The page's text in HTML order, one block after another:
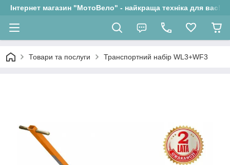
Інтернет магазин "МотоВело" - найкраща техніка для вас!
Товари та послуги Транспортний набір WL3+WF3